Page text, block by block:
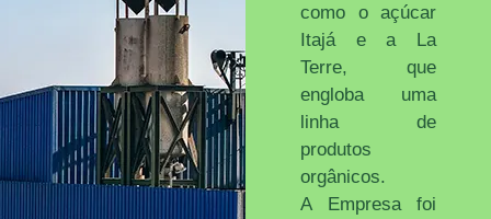
como o açúcar
Itajá e a La
Terre, que
engloba uma
linha de
produtos
orgânicos.
A Empresa foi